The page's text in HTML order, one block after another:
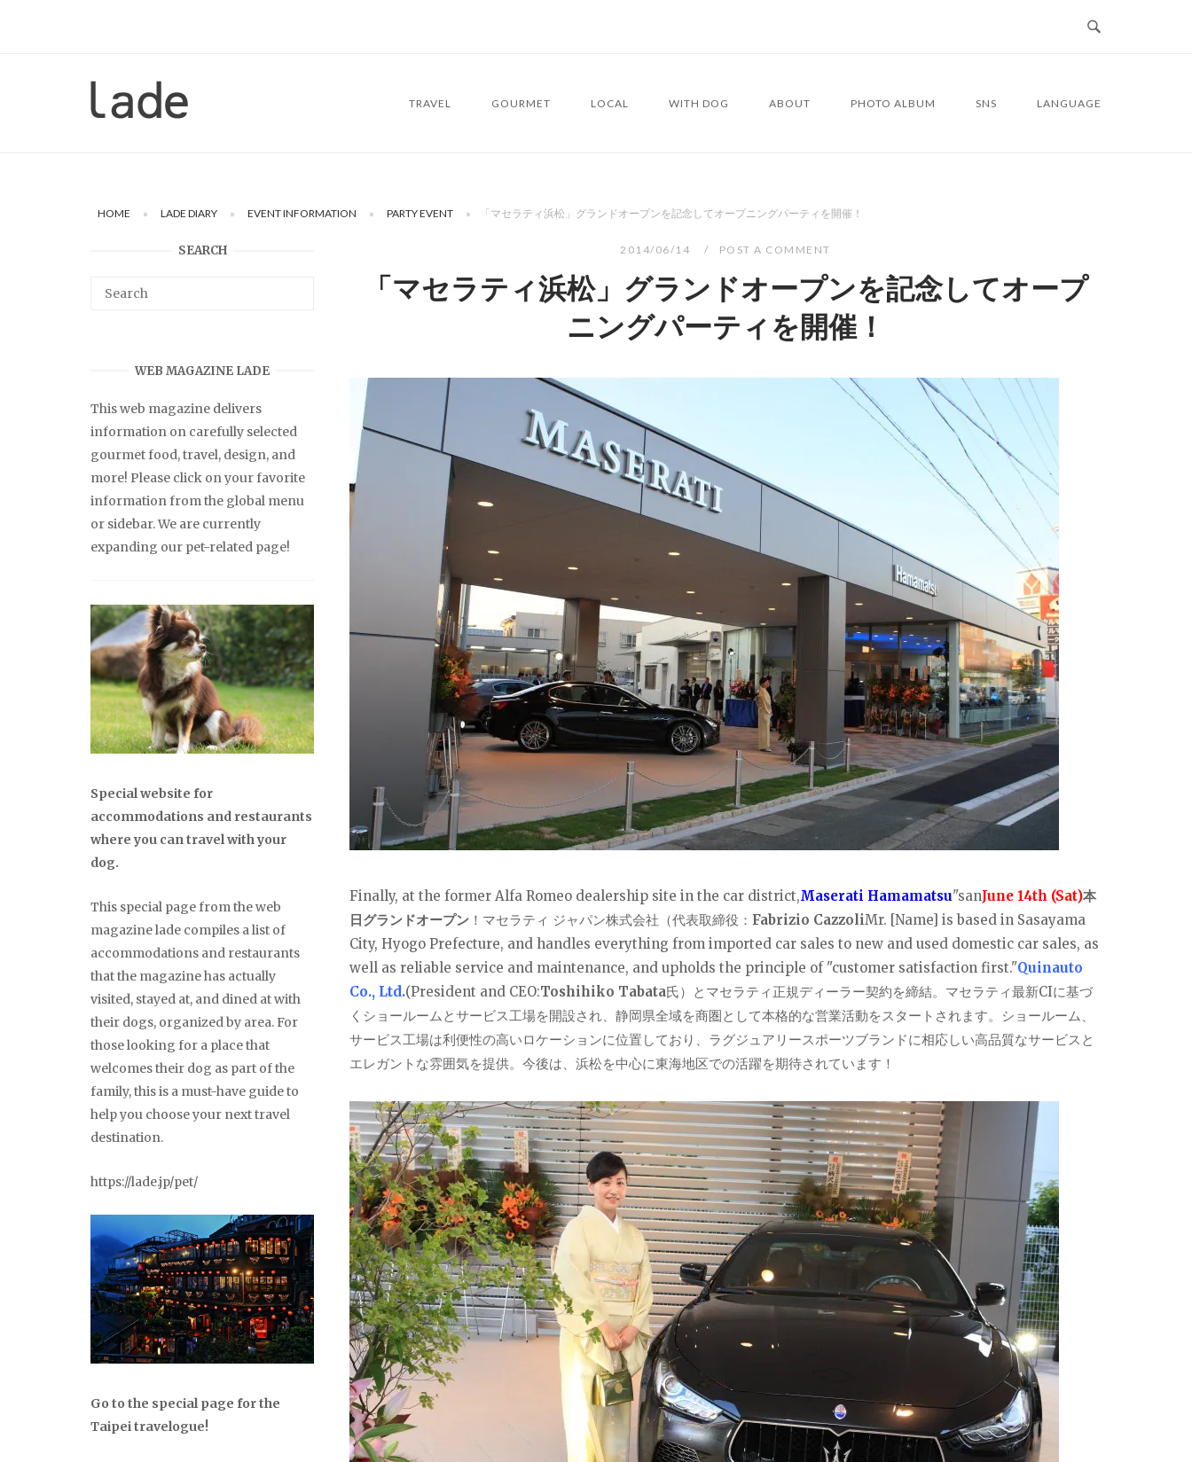
Home
TRAVEL GOURMET LOCAL WITH DOG ABOUT PHOTO ALBUM SNS LANGUAGE
HOME » LADE DIARY » EVENT INFORMATION » PARTY EVENT » 「マセラティ浜松」グランドオープンを記念してオープニングパーティを開催！
2014/06/14 POST A COMMENT
「マセラティ浜松」グランドオープンを記念してオープ
ニングパーティを開催！
Finally, at the former Alfa Romeo dealership site in the car district,Maserati Hamamatsu"sanJune 14th (Sat)本
日グランドオープン ！マセラティ ジャパン株式会社（代表取締役： Fabrizio CazzoliMr. [Name] is based in Sasayama
City, Hyogo Prefecture, and handles everything from imported car sales to new and used domestic car sales, as
well as reliable service and maintenance, and upholds the principle of "customer satisfaction first."Quinauto
Co., Ltd.(President and CEO:Toshihiko Tabata氏）とマセラティ正規ディーラー契約を締結。マセラティ最新CIに基づ
くショールームとサービス工場を開設され、静岡県全域を商圏として本格的な営業活動をスタートされます。ショールーム、
サービス工場は利便性の高いロケーションに位置しており、ラグジュアリースポーツブランドに相応しい高品質なサービスと
エレガントな雰囲気を提供。今後は、浜松を中心に東海地区での活躍を期待されています！
SEARCH
WEB MAGAZINE LADE
This web magazine delivers
information on carefully selected
gourmet food, travel, design, and
more! Please click on your favorite
information from the global menu
or sidebar. We are currently
expanding our pet-related page!
Special website for
accommodations and restaurants
where you can travel with your
dog.
This special page from the web
magazine lade compiles a list of
accommodations and restaurants
that the magazine has actually
visited, stayed at, and dined at with
their dogs, organized by area. For
those looking for a place that
welcomes their dog as part of the
family, this is a must-have guide to
help you choose your next travel
destination.
https://lade.jp/pet/
Go to the special page for the
Taipei travelogue!